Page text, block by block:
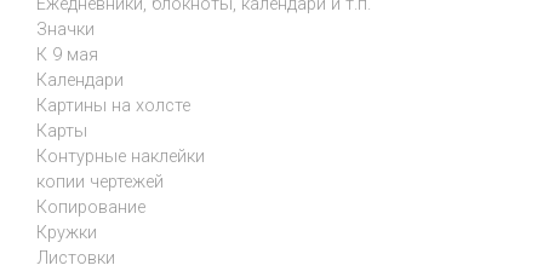
Значки
К 9 мая
Календари
Картины на холсте
Карты
Контурные наклейки
копии чертежей
Копирование
Кружки
Листовки